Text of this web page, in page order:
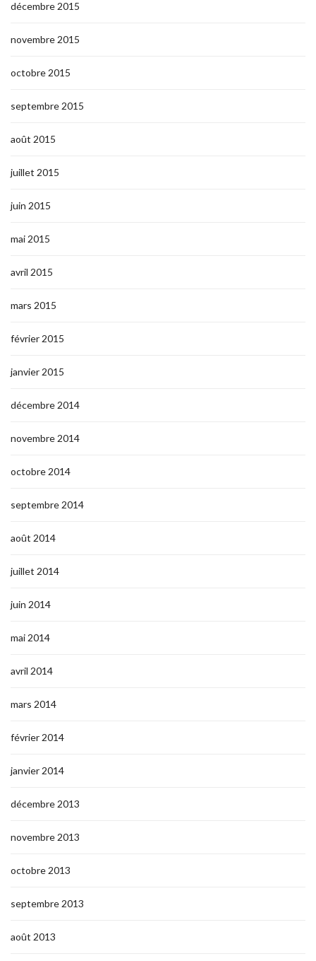
décembre 2015
novembre 2015
octobre 2015
septembre 2015
août 2015
juillet 2015
juin 2015
mai 2015
avril 2015
mars 2015
février 2015
janvier 2015
décembre 2014
novembre 2014
octobre 2014
septembre 2014
août 2014
juillet 2014
juin 2014
mai 2014
avril 2014
mars 2014
février 2014
janvier 2014
décembre 2013
novembre 2013
octobre 2013
septembre 2013
août 2013